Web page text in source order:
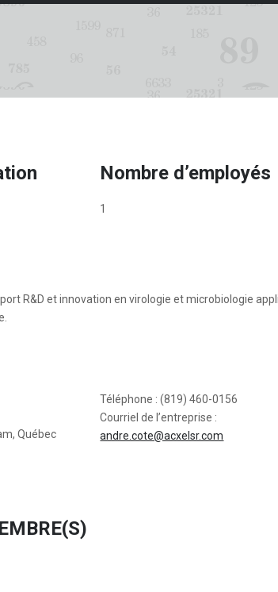
Nombre d’employés
1
R&D et innovation en virologie et microbiologie
Québec
Téléphone : (819) 460-0156
Courriel de l’entreprise :
andre.cote@acxelsr.com